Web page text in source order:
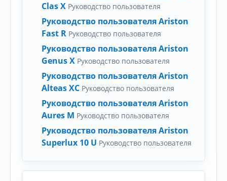
Clas X Руководство пользователя
Руководство пользователя Ariston
Fast R Руководство пользователя
Руководство пользователя Ariston
Genus X Руководство пользователя
Руководство пользователя Ariston
Alteas XC Руководство пользователя
Руководство пользователя Ariston
Aures M Руководство пользователя
Руководство пользователя Ariston
Superlux 10 U Руководство пользователя